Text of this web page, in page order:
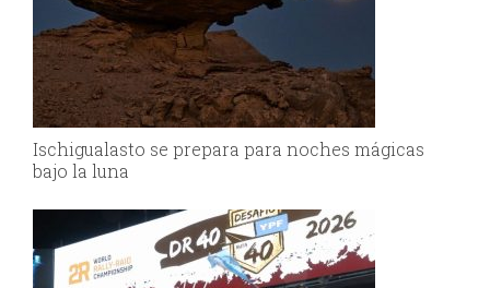
Ischigualasto se prepara para noches mágicas
bajo la luna